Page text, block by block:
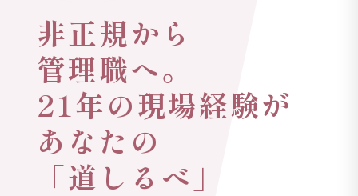
非正規から
管理職へ。
21年の現場経験が
あなたの
「道しるべ」